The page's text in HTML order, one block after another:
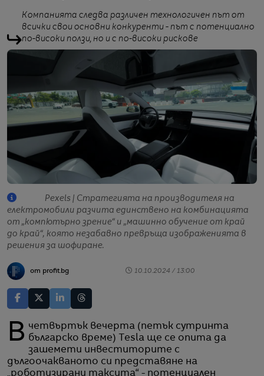
Компанията следва различен технологичен път от
всички свои основни конкуренти - път с потенциално
по-високи ползи, но и с по-високи рискове
Pexels | Стратегията на производителя на
електромобили разчита единствено на комбинацията
от „компютърно зрение“ и „машинно обучение от край
до край“, която незабавно превръща изображенията в
решения за шофиране.
от profit.bg 10.10.2024 / 13:00
В четвъртък вечерта (петък сутринта българско време) Tesla ще се опита да
зашемети инвеститорите с
дългоочакваното си представяне на
„роботизирани таксита“ - потенциален